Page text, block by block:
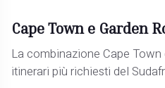
Cape Town e Garden
La combinazione Cape
itinerari più richiesti del